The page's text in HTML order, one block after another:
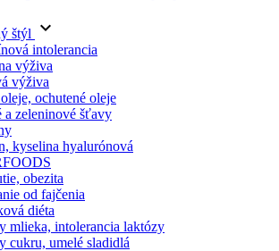
štýl
keyboard_arrow_down
intolerancia
výživa
výživa
ochutené oleje
a zeleninové šťavy
kyselina hyalurónová
obezita
od fajčenia
diéta
mlieka, intolerancia laktózy
cukru, umelé sladidlá